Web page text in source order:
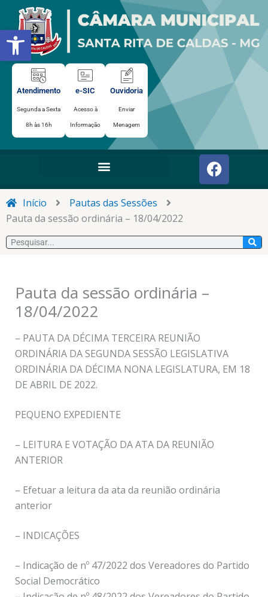
Abrir a barra de ferramentas
para
conteúdo
Atendimento
Segunda a Sexta
8h às 16h
e-SIC
Acesso à
Informação
Ouvidoria
Enviar
Menagem
F
a
c
o
o
Início
Pautas das Sessões
Pauta da sessão ordinária – 18/04/2022
Pesquisar
Pauta da sessão ordinária –
18/04/2022
– PAUTA DA DÉCIMA TERCEIRA REUNIÃO
ORDINÁRIA DA SEGUNDA SESSÃO LEGISLATIVA
ORDINÁRIA DA DÉCIMA NONA LEGISLATURA, EM 18
DE ABRIL DE 2022.
PEQUENO EXPEDIENTE
– LEITURA E VOTAÇÃO DA ATA DA REUNIÃO
ANTERIOR
– Efetuar a leitura da ata da reunião ordinária
anterior
– INDICAÇÕES
– Indicação de nº 47/2022 dos Vereadores do Partido
Social Democrático